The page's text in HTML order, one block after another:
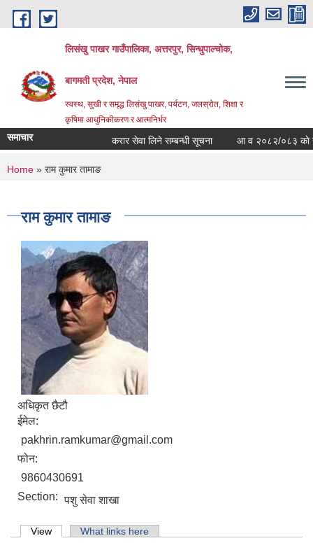
Skip to main content
लिसंखु पाखर गाउँपालिका, अत्तरपुर, सिन्धुपाल्चोक,
बागमती प्रदेश, नेपाल
स्वस्थ, सुखी र समृद्ध लिसंखु पाखर, पर्यटन, जलस्रोत, शिक्षा र
कृषिमा आधुनिकीकरण र आत्मनिर्भर
समाचार करार सेवा लिने सम्बन्धी सूचना आ व २०८२/०८३ काे
You are here
Home » राम कुमार तामाङ
राम कुमार तामाङ
अधिकृत छैटौ
ईमेल:
pakhrin.ramkumar@gmail.com
फोन:
9860430691
Section: पशु सेवा शाखा
Primary tabs
View (active tab)What links here